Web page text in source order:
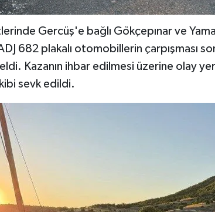
Gercüş'e bağlı Gökçepınar ve
682 plakalı otomobillerin çarpışması
Kazanın ihbar edilmesi üzerine olay
sevk edildi.